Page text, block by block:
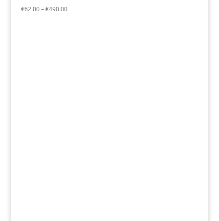
€62.00 –€490.00Preisspanne: